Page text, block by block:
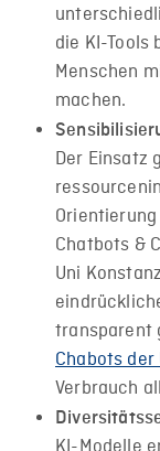
die KI-Tools
Menschen
machen.
Der Einsatz
Chatbots &
Uni
transparent
Chabots
Verbrauch